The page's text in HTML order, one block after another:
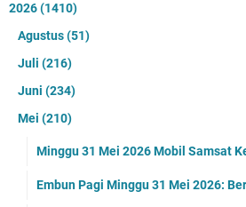
2026(1410)
Agustus(51)
Juli (216)
Juni (234)
Mei (210)
Minggu 31 Mei 2026 Mobil Samsat
Embun Pagi Minggu 31 Mei 2026: